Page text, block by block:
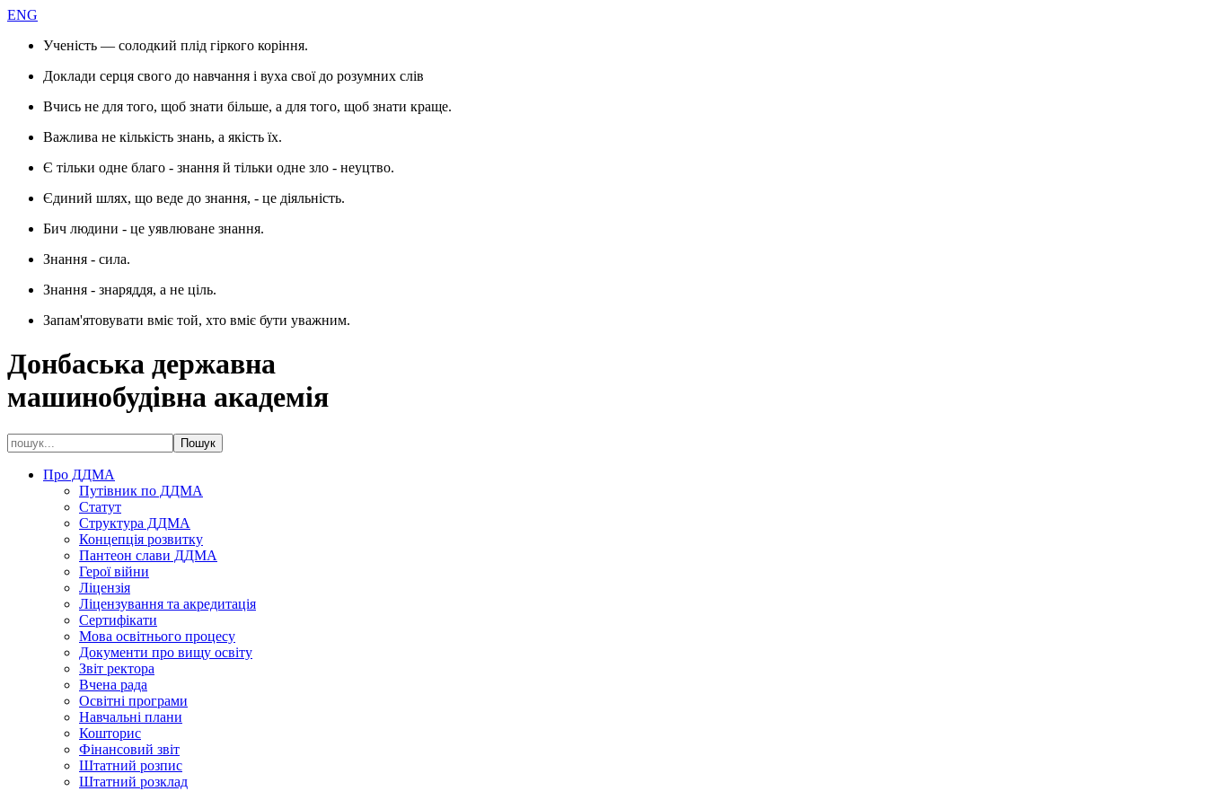
ENG
Ученість — солодкий плід гіркого коріння.
Доклади серця свого до навчання і вуха свої до розумних слів
Вчись не для того, щоб знати більше, а для того, щоб знати краще.
Важлива не кількість знань, а якість їх.
Є тільки одне благо - знання й тільки одне зло - неуцтво.
Єдиний шлях, що веде до знання, - це діяльність.
Бич людини - це уявлюване знання.
Знання - сила.
Знання - знаряддя, а не ціль.
Запам'ятовувати вміє той, хто вміє бути уважним.
Донбаська державна
машинобудівна академія
Про ДДМА
Путівник по ДДМА
Статут
Структура ДДМА
Концепція розвитку
Пантеон слави ДДМА
Герої війни
Ліцензія
Ліцензування та акредитація
Сертифікати
Мова освітнього процесу
Документи про вищу освіту
Звіт ректора
Вчена рада
Освітні програми
Навчальні плани
Кошторис
Фінансовий звіт
Штатний розпис
Штатний розклад